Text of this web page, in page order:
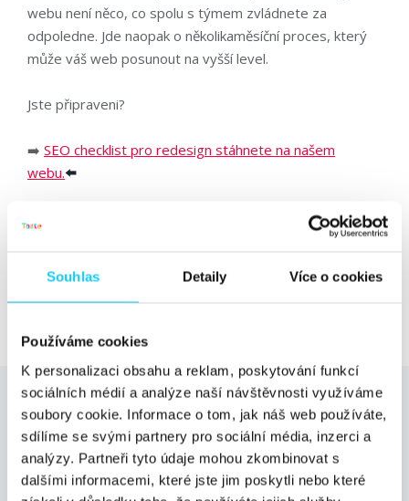
Souhlas Detaily Více o cookies
Používáme cookies
K personalizaci obsahu a reklam, poskytování funkcí
sociálních médií a analýze naší návštěvnosti využíváme
soubory cookie. Informace o tom, jak náš web používáte,
sdílíme se svými partnery pro sociální média, inzerci a
analýzy. Partneři tyto údaje mohou zkombinovat s
dalšími informacemi, které jste jim poskytli nebo které
webu není něco, co spolu s týmem zvládnete za
odpoledne. Jde naopak o několikaměsíční proces, který
může váš web posunout na vyšší level.
Jste připraveni?
➡️ SEO checklist pro redesign stáhnete na našem
webu.⬅️
Odebírejte newsletter od Digichefu! Čeká vás
pravidelná nálož novinek z oboru, pozvánky na
důležité události a exkluzivní nabídky jen pro